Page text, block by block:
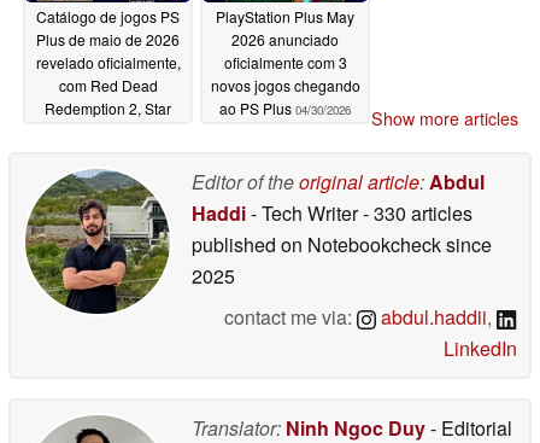
Catálogo de jogos PS
Plus de maio de 2026
revelado oficialmente,
com Red Dead
Redemption 2, Star
PlayStation Plus May
2026 anunciado
oficialmente com 3
novos jogos chegando
ao PS Plus 04/30/2026 Show more articles
Editor of theoriginal article:Abdul
Haddi- Tech Writer- 330 articles
published on Notebookchecksince
2025
contact me via:
abdul.haddii,
LinkedIn
Translator: Ninh Ngoc Duy- Editorial